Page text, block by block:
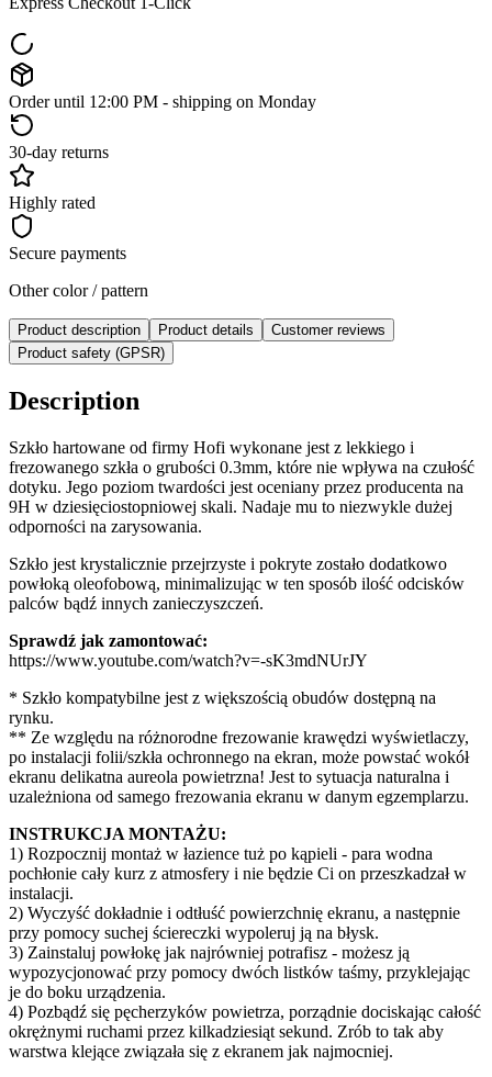
Order until 12:00 PM - shipping on Monday
30-day returns
Highly rated
Secure payments
Other color / pattern
Product description Product details
Customer reviews
Product safety (GPSR)
Description
Szkło hartowane od firmy Hofi wykonane jest z lekkiego i
frezowanego szkła o grubości 0.3mm, które nie wpływa na czułość
dotyku. Jego poziom twardości jest oceniany przez producenta na
9H w dziesięciostopniowej skali. Nadaje mu to niezwykle dużej
odporności na zarysowania.
Szkło jest krystalicznie przejrzyste i pokryte zostało dodatkowo
powłoką oleofobową, minimalizując w ten sposób ilość odcisków
palców bądź innych zanieczyszczeń.
Sprawdź jak zamontować:
https://www.youtube.com/watch?v=-sK3mdNUrJY
* Szkło kompatybilne jest z większością obudów dostępną na
rynku.
** Ze względu na różnorodne frezowanie krawędzi wyświetlaczy,
po instalacji folii/szkła ochronnego na ekran, może powstać wokół
ekranu delikatna aureola powietrzna! Jest to sytuacja naturalna i
uzależniona od samego frezowania ekranu w danym egzemplarzu.
INSTRUKCJA MONTAŻU:
1) Rozpocznij montaż w łazience tuż po kąpieli - para wodna
pochłonie cały kurz z atmosfery i nie będzie Ci on przeszkadzał w
instalacji.
2) Wyczyść dokładnie i odtłuść powierzchnię ekranu, a następnie
przy pomocy suchej ściereczki wypoleruj ją na błysk.
3) Zainstaluj powłokę jak najrówniej potrafisz - możesz ją
wypozycjonować przy pomocy dwóch listków taśmy, przyklejając
je do boku urządzenia.
4) Pozbądź się pęcherzyków powietrza, porządnie dociskając całość
okrężnymi ruchami przez kilkadziesiąt sekund. Zrób to tak aby
warstwa klejące związała się z ekranem jak najmocniej.